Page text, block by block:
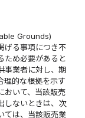
Grounds)
げる事項につき不
ため必要があると
事業者に対し、期
理的な根拠を示す
おいて、当該販売
しないときは、次
ては、当該販売業